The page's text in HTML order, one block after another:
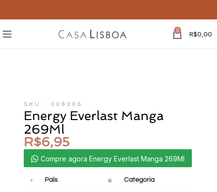
0 R$0,00
SKU : 008306
Energy Everlast Manga
269Ml
R$6,95
Compre agora Energy Everlast Manga 269Ml
País Categoria